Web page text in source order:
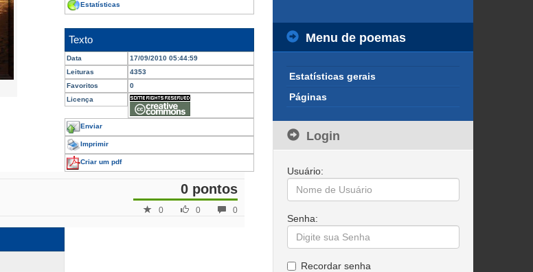
Estatísticas
Texto
Data
17/09/2010 05:44:59
Leituras
4353
Favoritos
0
Licença
Enviar
Imprimir
Criar um pdf
0 pontos
0
0
0
Menu de poemas
Estatísticas gerais
Páginas
Login
Usuário:
Senha:
Recordar senha